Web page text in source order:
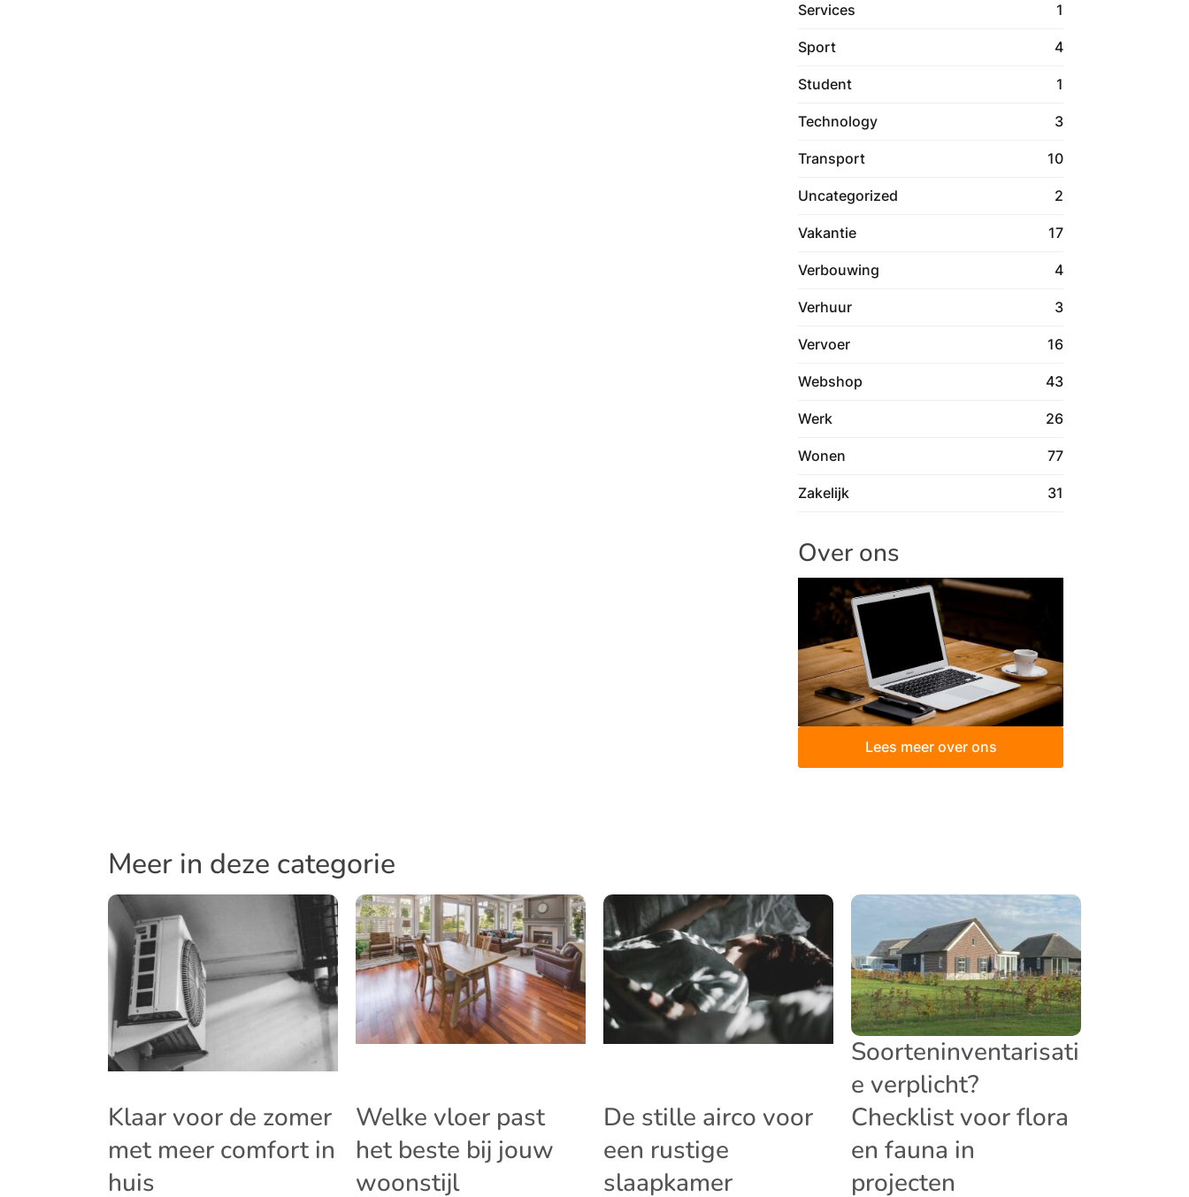
Services 1
Sport 4
Student 1
Technology 3
Transport 10
Uncategorized 2
Vakantie 17
Verbouwing 4
Verhuur 3
Vervoer 16
Webshop 43
Werk 26
Wonen 77
Zakelijk 31
Over ons
Lees meer over ons
Meer in deze categorie
Klaar voor de zomer
met meer comfort in
huis
Welke vloer past
het beste bij jouw
woonstijl
De stille airco voor
een rustige
slaapkamer
Soorteninventarisati
e verplicht?
Checklist voor flora
en fauna in
projecten